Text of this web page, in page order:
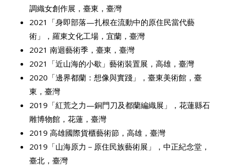
調織女創作展，臺東，臺灣
2021「身即部落—扎根在流動中的原住民當代藝
術」，羅東文化工場，宜蘭，臺灣
2021 南迴藝術季，臺東，臺灣
2021「近山海的小歇」藝術裝置展，高雄，臺灣
2020「邊界都蘭：想像與實踐」，臺東美術館，臺
東，臺灣
2019「紅荒之力—銅門刀及都蘭編織展」，花蓮縣石
雕博物館，花蓮，臺灣
2019 高雄國際貨櫃藝術節，高雄，臺灣
2019「山海原力－原住民族藝術展」，中正紀念堂，
臺北，臺灣